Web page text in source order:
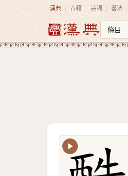
漢典 古籍 詩詞 書法